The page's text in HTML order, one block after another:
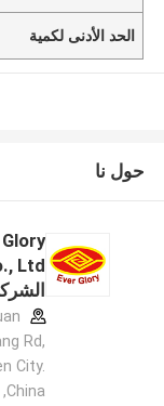
الحد الأدنى لكمية
حول نا
Rd,
City.
,China